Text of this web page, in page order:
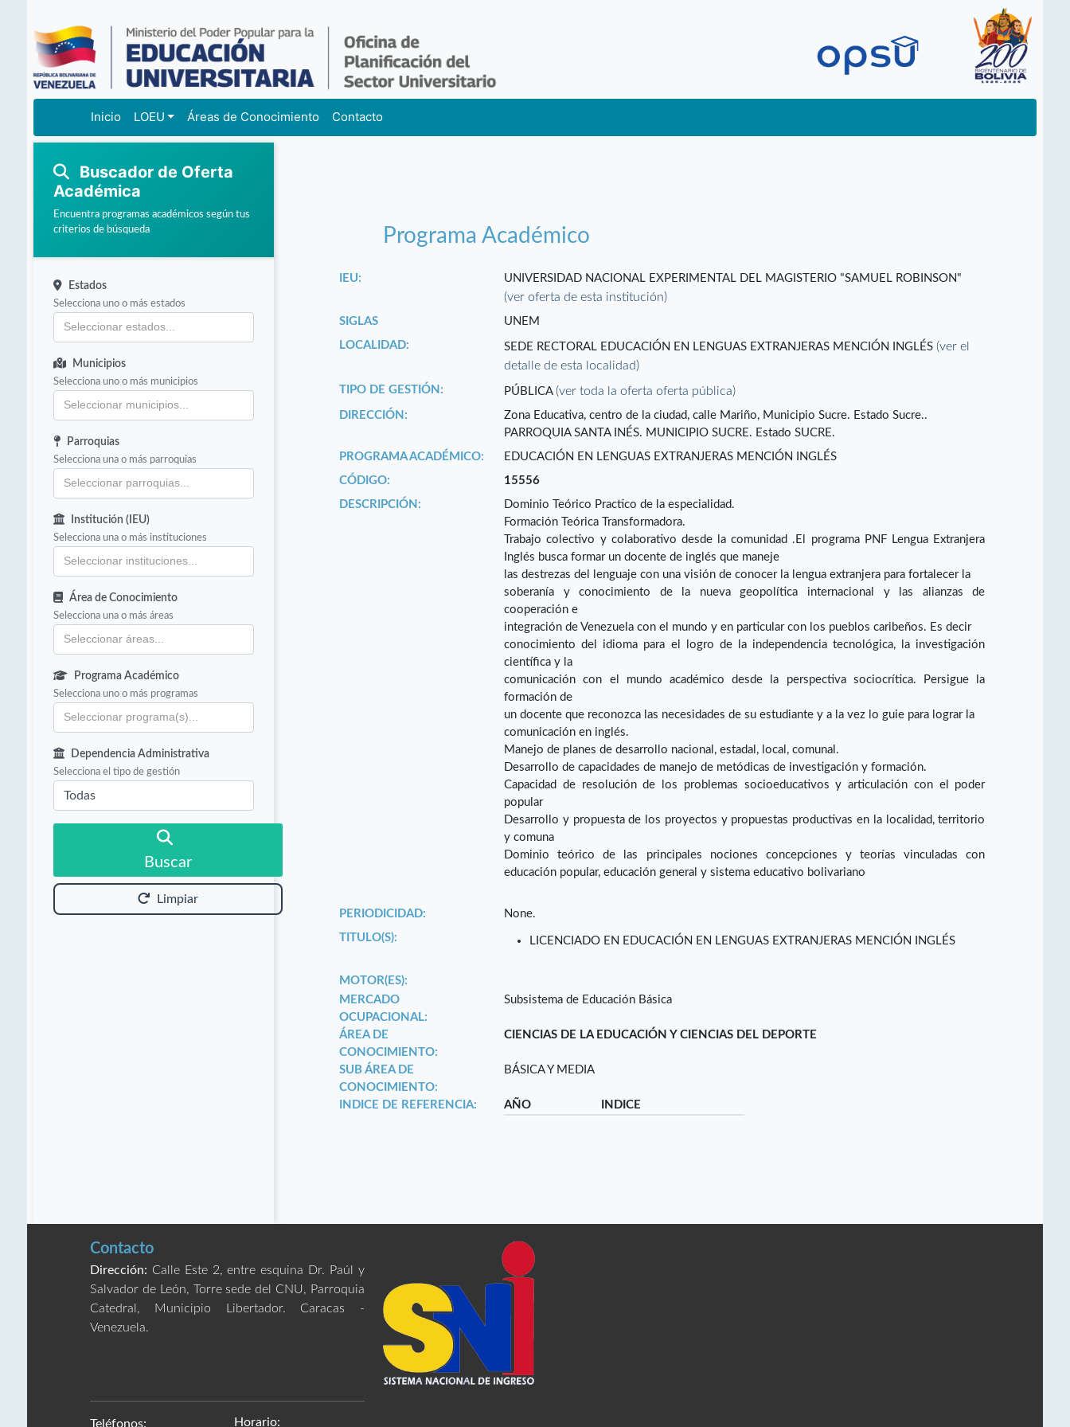
Inicio LOEU Áreas de Conocimiento Contacto
Buscador de Oferta
Académica
Encuentra programas académicos según tus
criterios de búsqueda
Estados
Selecciona uno o más estados
Municipios
Selecciona uno o más municipios
Parroquias
Selecciona una o más parroquias
Institución (IEU)
Selecciona una o más instituciones
Área de Conocimiento
Selecciona una o más áreas
Programa Académico
Selecciona uno o más programas
Dependencia Administrativa
Selecciona el tipo de gestión
Buscar
Limpiar
Programa Académico
IEU: UNIVERSIDAD NACIONAL EXPERIMENTAL DEL MAGISTERIO "SAMUEL ROBINSON"
(ver oferta de esta institución)
SIGLAS
UNEM
LOCALIDAD:
SEDE RECTORAL EDUCACIÓN EN LENGUAS EXTRANJERAS MENCIÓN INGLÉS(ver el
detalle de esta localidad)
TIPO DE GESTIÓN: PÚBLICA(ver toda la oferta oferta pública)
DIRECCIÓN:
Zona Educativa, centro de la ciudad, calle Mariño, Municipio Sucre. Estado Sucre..
PARROQUIA SANTA INÉS. MUNICIPIO SUCRE. Estado SUCRE.
PROGRAMA ACADÉMICO:
EDUCACIÓN EN LENGUAS EXTRANJERAS MENCIÓN INGLÉS
CÓDIGO:
15556
DESCRIPCIÓN:
Dominio Teórico Practico de la especialidad.
Formación Teórica Transformadora.
Trabajo colectivo y colaborativo desde la comunidad .El programa PNF Lengua Extranjera
Inglés busca formar un docente de inglés que maneje
las destrezas del lenguaje con una visión de conocer la lengua extranjera para fortalecer la
soberanía y conocimiento de la nueva geopolítica internacional y las alianzas de
cooperación e
integración de Venezuela con el mundo y en particular con los pueblos caribeños. Es decir
conocimiento del idioma para el logro de la independencia tecnológica, la investigación
científica y la
comunicación con el mundo académico desde la perspectiva sociocrítica. Persigue la
formación de
un docente que reconozca las necesidades de su estudiante y a la vez lo guie para lograr la
comunicación en inglés.
Manejo de planes de desarrollo nacional, estadal, local, comunal.
Desarrollo de capacidades de manejo de metódicas de investigación y formación.
Capacidad de resolución de los problemas socioeducativos y articulación con el poder
popular
Desarrollo y propuesta de los proyectos y propuestas productivas en la localidad, territorio
y comuna
Dominio teórico de las principales nociones concepciones y teorías vinculadas con
educación popular, educación general y sistema educativo bolivariano
PERIODICIDAD:
None.
TITULO(S):
LICENCIADO EN EDUCACIÓN EN LENGUAS EXTRANJERAS MENCIÓN INGLÉS
MOTOR(ES):
MERCADO
OCUPACIONAL:
Subsistema de Educación Básica
ÁREA DE
CONOCIMIENTO:
CIENCIAS DE LA EDUCACIÓN Y CIENCIAS DEL DEPORTE
SUB ÁREA DE
CONOCIMIENTO:
BÁSICA Y MEDIA
INDICE DE REFERENCIA: AÑO INDICE
Contacto
Dirección: Calle Este 2, entre esquina Dr. Paúl y
Salvador de León, Torre sede del CNU, Parroquia
Catedral, Municipio Libertador. Caracas -
Venezuela.
Teléfonos: Horario: